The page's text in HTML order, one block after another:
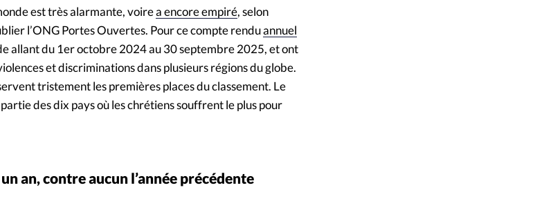
est très alarmante, voirea encore empiré, selon
l’ONG Portes Ouvertes. Pour ce compte renduannuel
allant du 1er octobre 2024 au 30 septembre 2025, et ont
et discriminations dans plusieurs régions du globe.
tristement les premières places du classement. Le
des dix pays où les chrétiens souffrent le plus pour
an, contre aucun l’année précédente